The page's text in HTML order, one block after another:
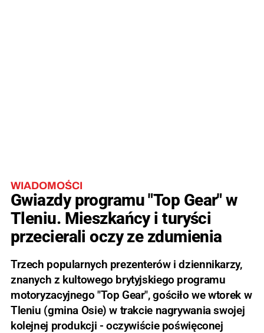
WIADOMOŚCI
Gwiazdy programu "Top Gear" w
Tleniu. Mieszkańcy i turyści
przecierali oczy ze zdumienia
Trzech popularnych prezenterów i dziennikarzy,
znanych z kultowego brytyjskiego programu
motoryzacyjnego "Top Gear", gościło we wtorek w
Tleniu (gmina Osie) w trakcie nagrywania swojej
kolejnej produkcji - oczywiście poświęconej